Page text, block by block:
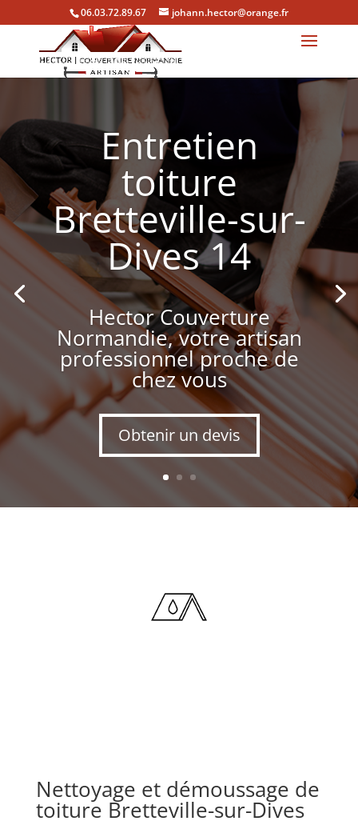
06.03.72.89.67 johann.hector@orange.fr
Entretien
toiture
Bretteville-sur-
Dives 14
Hector Couverture
Normandie, votre artisan
professionnel proche de
chez vous
Obtenir un devis
Nettoyage et démoussage de
toiture Bretteville-sur-Dives